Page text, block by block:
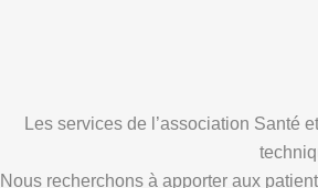
Les services de l’association Santé
Nous recherchons à apporter aux